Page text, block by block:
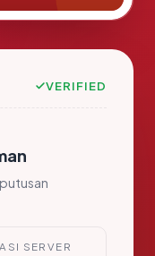
VERIFIED
SERVER